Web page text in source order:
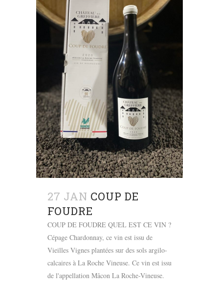
27 JAN COUP DE
FOUDRE
COUP DE FOUDRE QUEL EST CE VIN ?
Cépage Chardonnay, ce vin est issu de
Vieilles Vignes plantées sur des sols argilo-
calcaires à La Roche Vineuse. Ce vin est issu
de l'appellation Mâcon La Roche-Vineuse.